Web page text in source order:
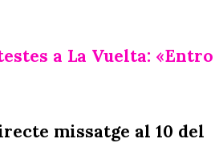
a La Vuelta: «Entro
missatge al 10 del